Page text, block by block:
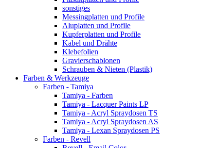
sonstiges
Messingplatten und Profile
Aluplatten und Profile
Kupferplatten und Profile
Kabel und Drähte
Klebefolien
Gravierschablonen
Schrauben & Nieten (Plastik)
Farben & Werkzeuge
Farben - Tamiya
Tamiya - Farben
Tamiya - Lacquer Paints LP
Tamiya - Acryl Spraydosen TS
Tamiya - Acryl Spraydosen AS
Tamiya - Lexan Spraydosen PS
Farben - Revell